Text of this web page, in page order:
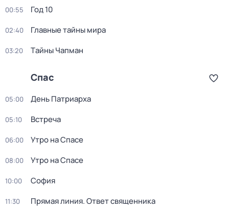
00:55 Год 10
02:40 Главные тайны мира
03:20 Тaйны Чапман
Спас
05:00 День Патриарха
05:10 Встреча
06:00 Утро на Спасе
08:00 Утро на Спасе
10:00 София
11:30 Прямая линия. Ответ священника